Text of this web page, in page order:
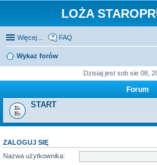
LOŻA
Więcej… FAQ
Wykaz forów
Dzisiaj jest sob sie 08,
Forum
START
ZALOGUJ SIĘ
Nazwa użytkownika: